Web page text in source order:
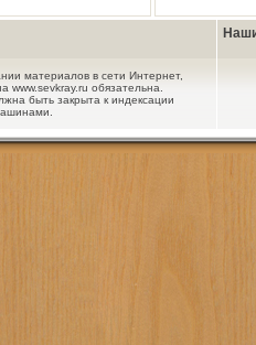
материалов в сети Интернет,
www.sevkray.ru обязательна.
быть закрыта к индексации